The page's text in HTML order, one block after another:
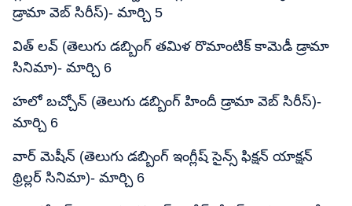
డ్రామా వెబ్ సిరీస్)- మార్చి 5
విత్ లవ్ (తెలుగు డబ్బింగ్ తమిళ రొమాంటిక్ కామెడీ డ్రామా
సినిమా)- మార్చి 6
హలో బచ్చోన్ (తెలుగు డబ్బింగ్ హిందీ డ్రామా వెబ్ సిరీస్)-
మార్చి 6
వార్ మెషీన్ (తెలుగు డబ్బింగ్ ఇంగ్లీష్ సైన్స్ ఫిక్షన్ యాక్షన్
థ్రిల్లర్ సినిమా)- మార్చి 6